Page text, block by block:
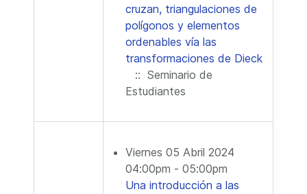
cruzan, triangulaciones de
polígonos y elementos
ordenables vía las
transformaciones de Dieck
:: Seminario de
Estudiantes
Viernes 05 Abril 2024
04:00pm - 05:00pm
Una introducción a las